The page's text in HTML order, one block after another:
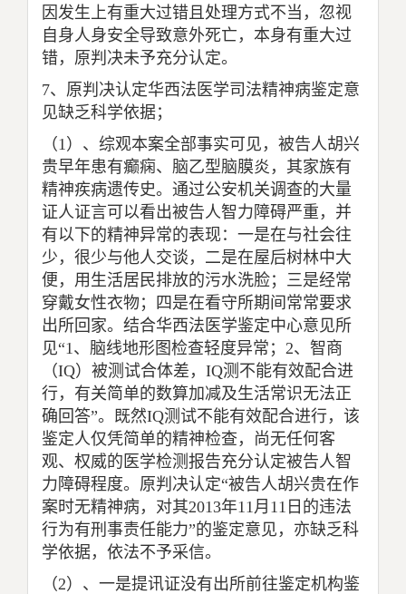
因发生上有重大过错且处理方式不当，忽视
自身人身安全导致意外死亡，本身有重大过
错，原判决未予充分认定。
7、原判决认定华西法医学司法精神病鉴定意
见缺乏科学依据；
（1 ）、综观本案全部事实可见，被告人胡兴
贵早年患有癫痫、脑乙型脑膜炎，其家族有
精神疾病遗传史。通过公安机关调查的大量
证人证言可以看出被告人智力障碍严重，并
有以下的精神异常的表现：一是在与社会往
少，很少与他人交谈，二是在屋后树林中大
便，用生活居民排放的污水洗脸；三是经常
穿戴女性衣物；四是在看守所期间常常要求
出所回家。结合华西法医学鉴定中心意见所
见“1 、脑线地形图检查轻度异常； 2、智商
（IQ）被测试合体差， IQ测不能有效配合进
行，有关简单的数算加减及生活常识无法正
确回答”。既然IQ测试不能有效配合进行，该
鉴定人仅凭简单的精神检查，尚无任何客
观、权威的医学检测报告充分认定被告人智
力障碍程度。原判决认定“被告人胡兴贵在作
案时无精神病，对其2013年11 月 11 日的违法
行为有刑事责任能力”的鉴定意见，亦缺乏科
学依据，依法不予采信。
（2）、一是提讯证没有出所前往鉴定机构鉴